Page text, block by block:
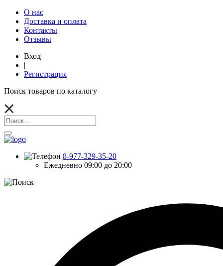
О нас
Доставка и оплата
Контакты
Отзывы
Вход
|
Регистрация
Поиск товаров по каталогу
8-977-329-35-20
Ежедневно 09:00 до 20:00